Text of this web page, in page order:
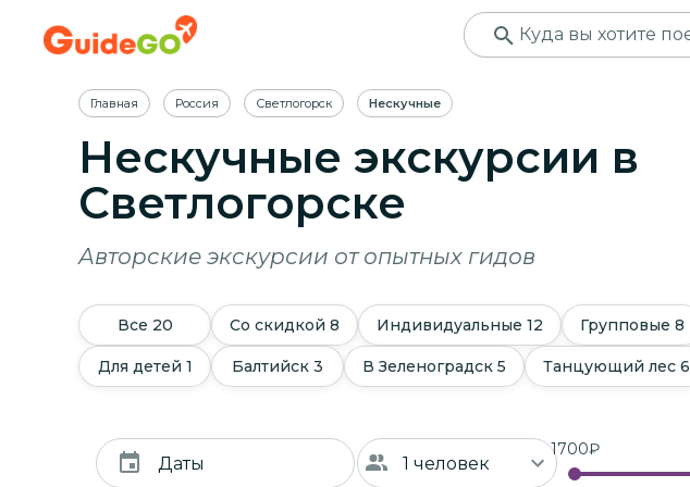
Главная Россия Светлогорск Нескучные
Нескучные экскурсии в
Светлогорске
Авторские экскурсии от опытных гидов
Все 20 Со скидкой 8 Индивидуальные 12 Групповые 8
Для детей 1 Балтийск 3 В Зеленоградск 5 Танцующий лес 6
Даты
1700₽